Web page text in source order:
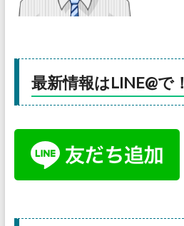
最新情報はLINE@で！